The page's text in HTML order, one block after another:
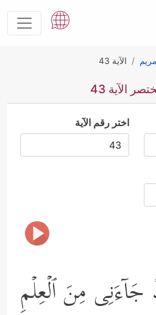
مريم الآية 43
الآية 43
اختر رقم الآية
جَاۤءَنِی مِنَ ٱلۡعِلۡمِ